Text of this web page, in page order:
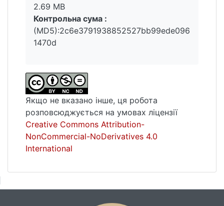
2.69 MB
Контрольна сума :
(MD5):2c6e3791938852527bb99ede096
1470d
Якщо не вказано інше, ця робота
розповсюджується на умовах ліцензії
Creative Commons Attribution-
NonCommercial-NoDerivatives 4.0
International